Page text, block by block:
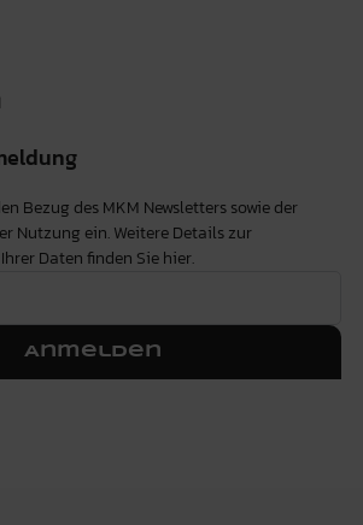
Bezug des MKM Newsletters sowie der
Nutzung ein. Weitere Details zur
Daten finden Siehier.
Anmelden